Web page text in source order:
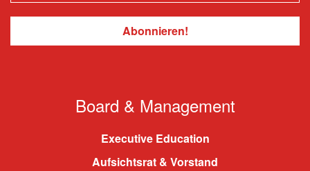
Board & Management
Executive Education
Aufsichtsrat & Vorstand